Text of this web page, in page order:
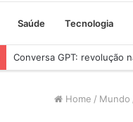
Saúde Tecnologia
Conversa GPT: revolução
Home / Mundo